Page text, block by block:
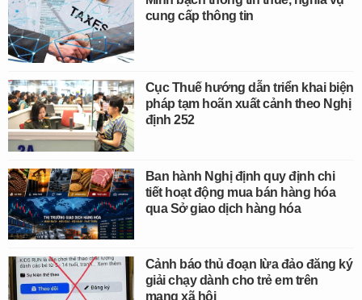
cung cấp thông tin
Cục Thuế hướng dẫn triển khai biện
pháp tạm hoãn xuất cảnh theo Nghị
định 252
Ban hành Nghị định quy định chi
tiết hoạt động mua bán hàng hóa
qua Sở giao dịch hàng hóa
Cảnh báo thủ đoạn lừa đảo đăng ký
giải chạy dành cho trẻ em trên
mạng xã hội